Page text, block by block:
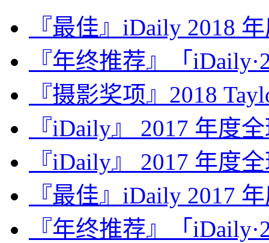
『最佳』iDaily 2018
『年终推荐』「
『摄影奖项』2018
『iDaily』 2017 年度
『iDaily』 2017 年度
『最佳』iDaily 2017
『年终推荐』「